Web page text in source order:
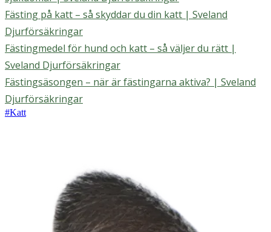
Fästing på katt – så skyddar du din katt | Sveland
Djurförsäkringar
Fästingmedel för hund och katt – så väljer du rätt |
Sveland Djurförsäkringar
Fästingsäsongen – när är fästingarna aktiva? | Sveland
Djurförsäkringar
#Katt